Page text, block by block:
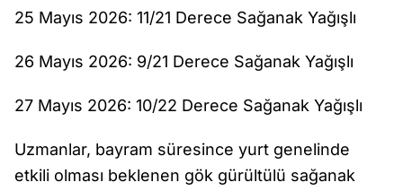
25 Mayıs 2026: 11/21 Derece Sağanak Yağışlı
26 Mayıs 2026: 9/21 Derece Sağanak Yağışlı
27 Mayıs 2026: 10/22 Derece Sağanak Yağışlı
Uzmanlar, bayram süresince yurt genelinde
etkili olması beklenen gök gürültülü sağanak